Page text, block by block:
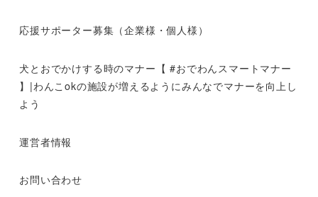
応援サポーター募集（企業様・個人様）
犬とおでかけする時のマナー【 #おでわんスマートマナー
】|わんこokの施設が増えるようにみんなでマナーを向上し
よう
運営者情報
お問い合わせ